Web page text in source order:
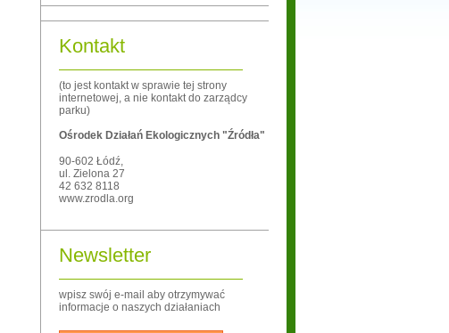
Kontakt
(to jest kontakt w sprawie tej strony
internetowej, a nie kontakt do zarządcy
parku)
Ośrodek Działań Ekologicznych "Źródła"
90-602 Łódź,
ul. Zielona 27
42 632 8118
www.zrodla.org
Newsletter
wpisz swój e-mail aby otrzymywać
informacje o naszych działaniach